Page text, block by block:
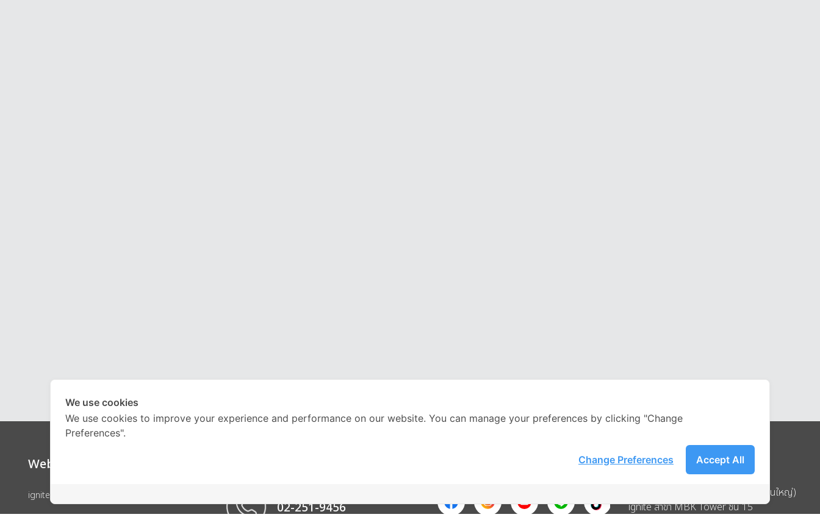
Website
ignite by OnDemand
02-251-9456
Address
บริษัท อิกไนท์ เอ สตาร์ จำกัด (สำนักงานใหญ่)
ignite สาขา MBK Tower ชั้น 15
We use cookies
We use cookies to improve your experience and performance on our website. You can manage your preferences by clicking "Change
Preferences".
Accept All
Change Preferences